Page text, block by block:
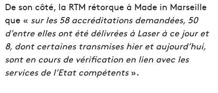
De son côté, la RTM rétorque à Made in Marseille
que « sur les 58 accréditations demandées, 50
d’entre elles ont été délivrées à Laser à ce jour et
8, dont certaines transmises hier et aujourd’hui,
sont en cours de vérification en lien avec les
services de l’Etat compétents ».